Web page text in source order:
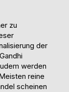
zu
der
werden
reine
scheinen